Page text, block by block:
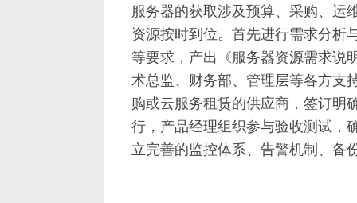
服务器的获取涉及预算、采购、运
资源按时到位。首先进行需求分析
等要求，产出《服务器资源需求说
术总监、财务部、管理层等各方支
购或云服务租赁的供应商，签订明
行，产品经理组织参与验收测试，
立完善的监控体系、告警机制、备